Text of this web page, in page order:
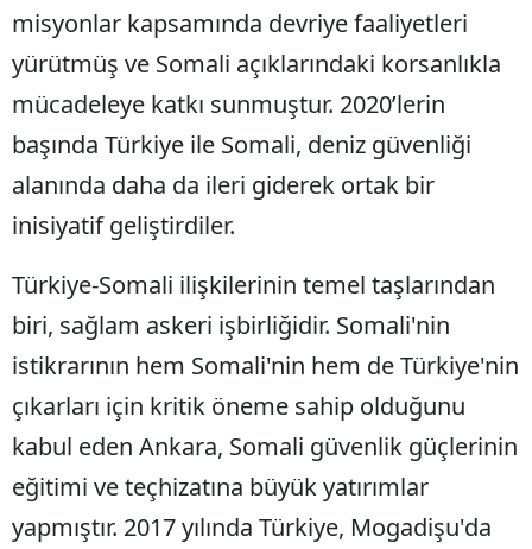
misyonlar kapsamında devriye faaliyetleri
yürütmüş ve Somali açıklarındaki korsanlıkla
mücadeleye katkı sunmuştur. 2020’lerin
başında Türkiye ile Somali, deniz güvenliği
alanında daha da ileri giderek ortak bir
inisiyatif geliştirdiler.
Türkiye-Somali ilişkilerinin temel taşlarından
biri, sağlam askeri işbirliğidir. Somali'nin
istikrarının hem Somali'nin hem de Türkiye'nin
çıkarları için kritik öneme sahip olduğunu
kabul eden Ankara, Somali güvenlik güçlerinin
eğitimi ve teçhizatına büyük yatırımlar
yapmıştır. 2017 yılında Türkiye, Mogadişu'da